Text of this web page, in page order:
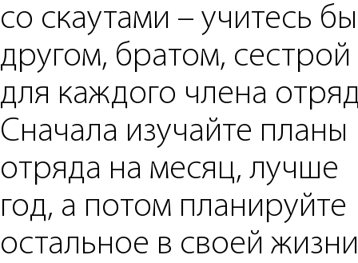
со скаутами – учитесь
другом, братом, сестрой
для каждого члена
Сначала изучайте планы
отряда на месяц, лучше
год, а потом планируйте
остальное в своей